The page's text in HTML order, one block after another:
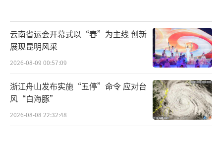
云南省运会开幕式以“春”为主线 创新
展现昆明风采
2026-08-09 00:57:09
浙江舟山发布实施“五停”命令 应对台
风“白海豚”
2026-08-08 22:32:48